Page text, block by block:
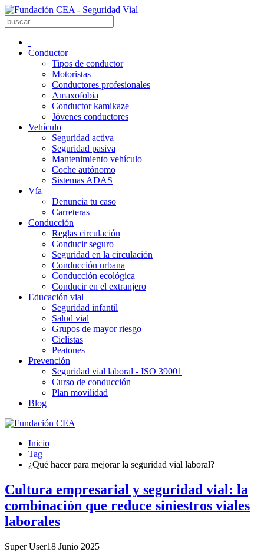
Conductor
Tipos de conductor
Motoristas
Conductores profesionales
Amaxofobia
Conductor kamikaze
Jóvenes conductores
Vehículo
Seguridad activa
Seguridad pasiva
Mantenimiento vehículo
Coche autónomo
Sistemas ADAS
Vía
Denuncia tu caso
Carreteras
Conducción
Reglas circulación
Conducir seguro
Seguridad en la circulación
Conducción urbana
Conducción ecológica
Conducir en el extranjero
Educación vial
Seguridad infantil
Salud vial
Grupos de mayor riesgo
Ciclistas
Peatones
Prevención
Seguridad vial laboral - ISO 39001
Curso de conducción
Plan movilidad
Blog
Inicio
Tag
¿Qué hacer para mejorar la seguridad vial laboral?
Cultura empresarial y seguridad vial: la
combinación que reduce siniestros viales
laborales
Super User18 Junio 2025